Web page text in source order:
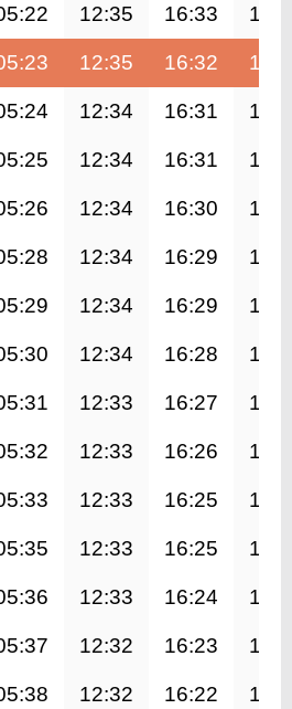
12:35 16:33
12:35 16:32
12:34 16:31
12:34 16:31
12:34 16:30
12:34 16:29
12:34 16:29
12:34 16:28
12:33 16:27
12:33 16:26
12:33 16:25
12:33 16:25
12:33 16:24
12:32 16:23
12:32 16:22